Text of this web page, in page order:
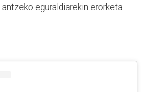
antzeko eguraldiarekin erorketa